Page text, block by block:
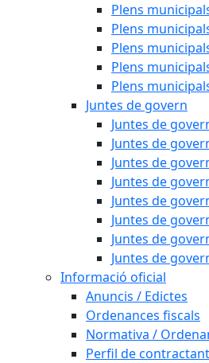
Plens
Plens
Plens
Plens
Plens
Juntes de govern
Juntes de
Juntes de
Juntes de
Juntes de
Juntes de
Juntes de
Juntes de
Juntes de
Informació oficial
Anuncis / Edictes
Ordenances fiscals
Normativa /
Perfil de contractant